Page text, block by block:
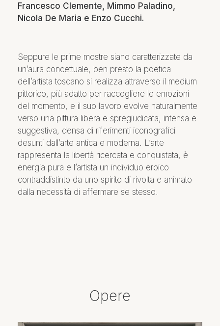
Francesco Clemente, Mimmo Paladino,
Nicola De Maria e Enzo Cucchi.
Seppure le prime mostre siano caratterizzate da
un’aura concettuale, ben presto la poetica
dell’artista toscano si realizza attraverso il medium
pittorico, più adatto per raccogliere le emozioni
del momento, e il suo lavoro evolve naturalmente
verso una pittura libera e spregiudicata, intensa e
suggestiva, densa di riferimenti iconografici
desunti dall’arte antica e moderna. L’arte
rappresenta la libertà ricercata e conquistata, è
energia pura e l’artista un individuo eroico
contraddistinto da uno spirito di rivolta e animato
dalla necessità di affermare se stesso.
Opere